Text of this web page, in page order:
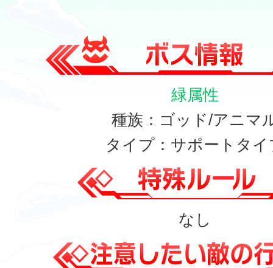
緑属性
種族：ゴッド/アニマ
タイプ：サポートタイ
なし